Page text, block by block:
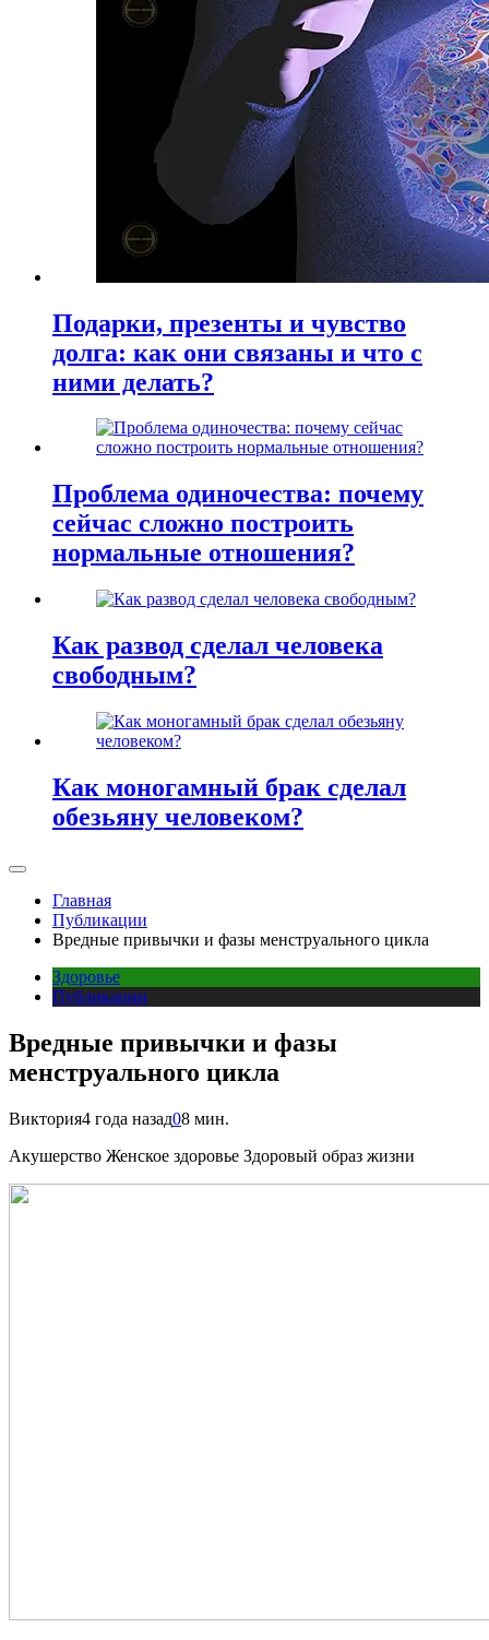
Подарки, презенты и чувство
долга: как они связаны и что с
ними делать?
Проблема одиночества: почему
сейчас сложно построить
нормальные отношения?
Как развод сделал человека
свободным?
Как моногамный брак сделал
обезьяну человеком?
Главная
Публикации
Вредные привычки и фазы менструального цикла
Здоровье
Публикации
Вредные привычки и фазы
менструального цикла
Виктория4 года назад08 мин.
Акушерство Женское здоровье Здоровый образ жизни